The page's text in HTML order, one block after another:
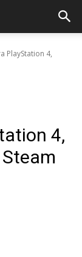
PlayStation 4,
4,